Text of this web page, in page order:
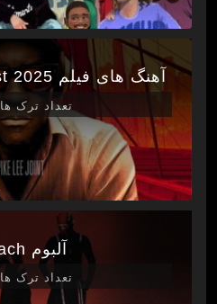
آهنگ های فیلم Highest 2 Lowest 2025
تعداد ترک ها 27
آلبوم Breach
تعداد ترک ها 13